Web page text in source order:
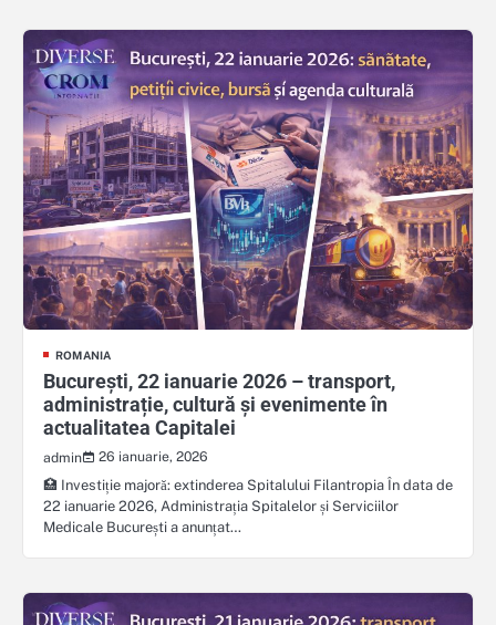
ROMANIA
București, 22 ianuarie 2026 – transport,
administrație, cultură și evenimente în
actualitatea Capitalei
admin
26 ianuarie, 2026
🏥 Investiție majoră: extinderea Spitalului Filantropia În data de
22 ianuarie 2026, Administrația Spitalelor și Serviciilor
Medicale București a anunțat…